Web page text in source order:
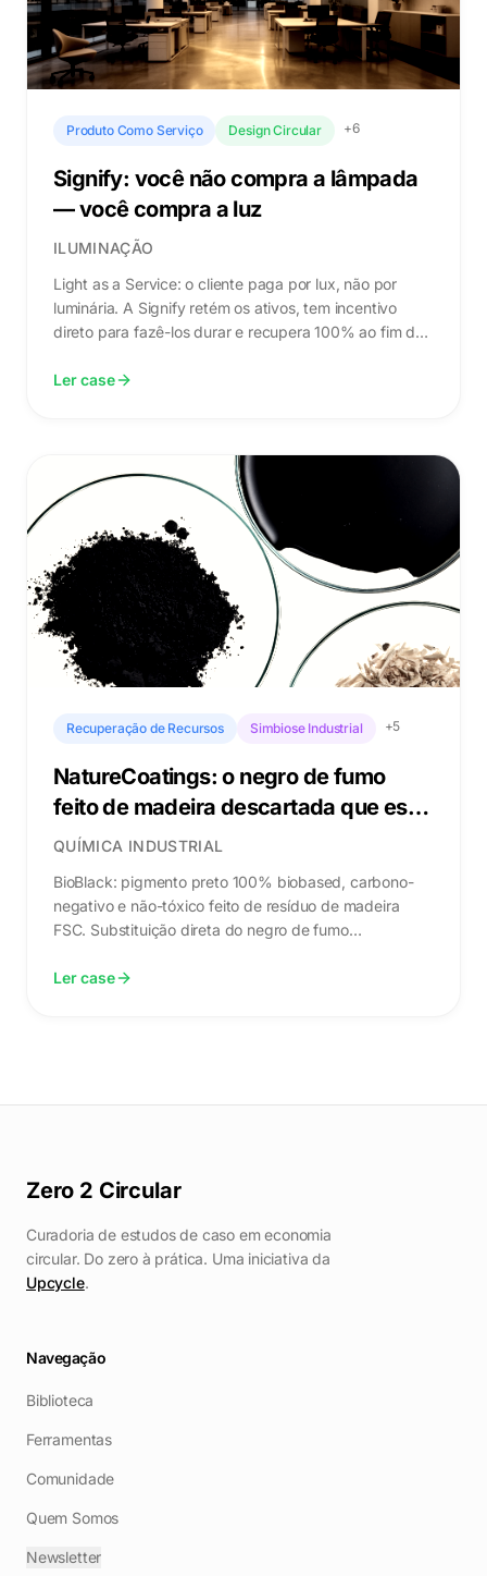
Produto Como Serviço Design Circular +6
Signify: você não compra a lâmpada
— você compra a luz
ILUMINAÇÃO
Light as a Service: o cliente paga por lux, não por
luminária. A Signify retém os ativos, tem incentivo
direto para fazê-los durar e recupera 100% ao fim do
Ler case
Recuperação de Recursos Simbiose Industrial +5
NatureCoatings: o negro de fumo
feito de madeira descartada que está
substituindo o petróleo
QUÍMICA INDUSTRIAL
BioBlack: pigmento preto 100% biobased, carbono-
negativo e não-tóxico feito de resíduo de madeira
FSC. Substituição direta do negro de fumo
Ler case
Zero 2 Circular
Curadoria de estudos de caso em economia
circular. Do zero à prática. Uma iniciativa da
Upcycle.
Navegação
Biblioteca
Ferramentas
Comunidade
Quem Somos
Newsletter